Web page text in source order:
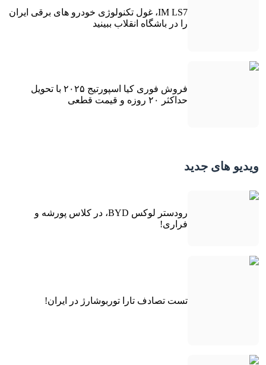
IM LS7، غول تکنولوژی خودرو های برقی ایران
را در باشگاه انقلاب ببینید
فروش فوری کیا اسپورتیج ۲۰۲۵ با تحویل
حداکثر ۲۰ روزه و قیمت قطعی
ویدیو های جدید
رودستر لوکس BYD، در کلاس پورشه و
فراری!
تست تصادف تارا توربوشارژ در ایران!